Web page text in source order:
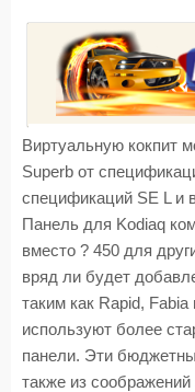
Виртуальную кокпит
Superb от
спецификаций SE L и
Панель для Kodiaq
вместо ? 450 для
вряд ли будет
таким как Rapid,
используют более
панели. Эти
также из соображений